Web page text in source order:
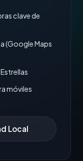
clave de
(Google Maps
móviles
Local